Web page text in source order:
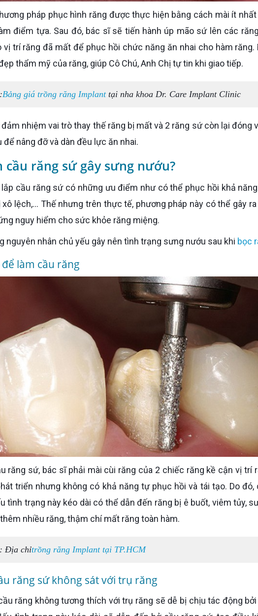
điểm tựa. Sau đó, bác sĩ sẽ tiến hành úp mão sứ lên các
vị trí răng đã mất để phục hồi chức năng ăn nhai cho hàm răng.
thẩm mỹ của răng, giúp Cô Chú, Anh Chị tự tin khi giao tiếp.
Bảng giá trồng răng Implanttại nha khoa Dr. Care Implant Clinic
nâng đỡ và dàn đều lực ăn nhai.
cầu răng sứ gây sưng nướu?
lệch,... Thế nhưng trên thực tế, phương pháp này có thể gây
nguy hiểm cho sức khỏe răng miệng.
nguyên nhân chủ yếu gây nên tình trạng sưng nướu sau khi bọc
làm cầu răng
triển nhưng không có khả năng tự phục hồi và tái tạo. Do
tình trạng này kéo dài có thể dẫn đến răng bị ê buốt, viêm tủy,
nhiều răng, thậm chí mất răng toàn hàm.
Địa chỉtrồng răng Implant tại TP.HCM
răng sứ không sát với trụ răng